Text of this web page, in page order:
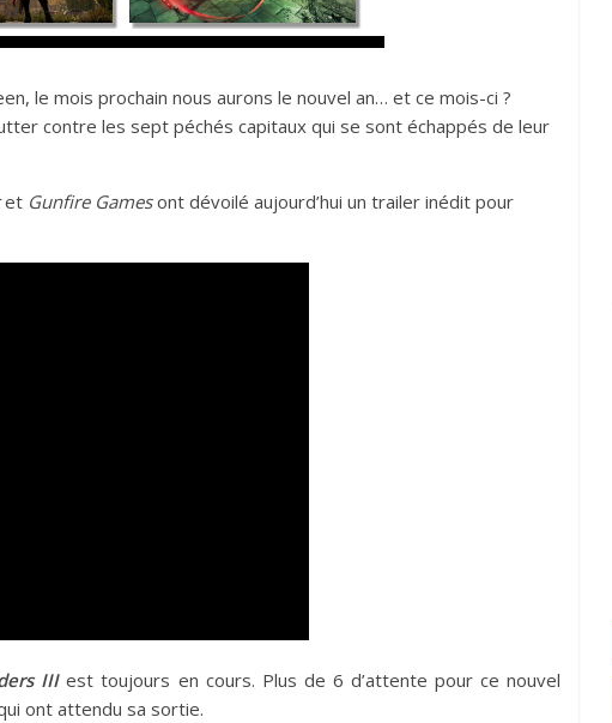
le mois prochain nous aurons le nouvel an… et ce mois-ci ?
contre les sept péchés capitaux qui se sont échappés de leur
et Gunfire Gamesont dévoilé aujourd’hui un trailer inédit pour
IIIest toujours en cours. Plus de 6 d’attente pour ce nouvel
ont attendu sa sortie.